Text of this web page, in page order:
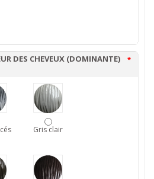
DES CHEVEUX (DOMINANTE) *
Gris clair